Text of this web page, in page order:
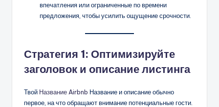
впечатления или ограниченные по времени
предложения, чтобы усилить ощущение срочности.
Стратегия 1: Оптимизируйте
заголовок и описание листинга
Твой Название Airbnb Название и описание обычно
первое, на что обращают внимание потенциальные гости.